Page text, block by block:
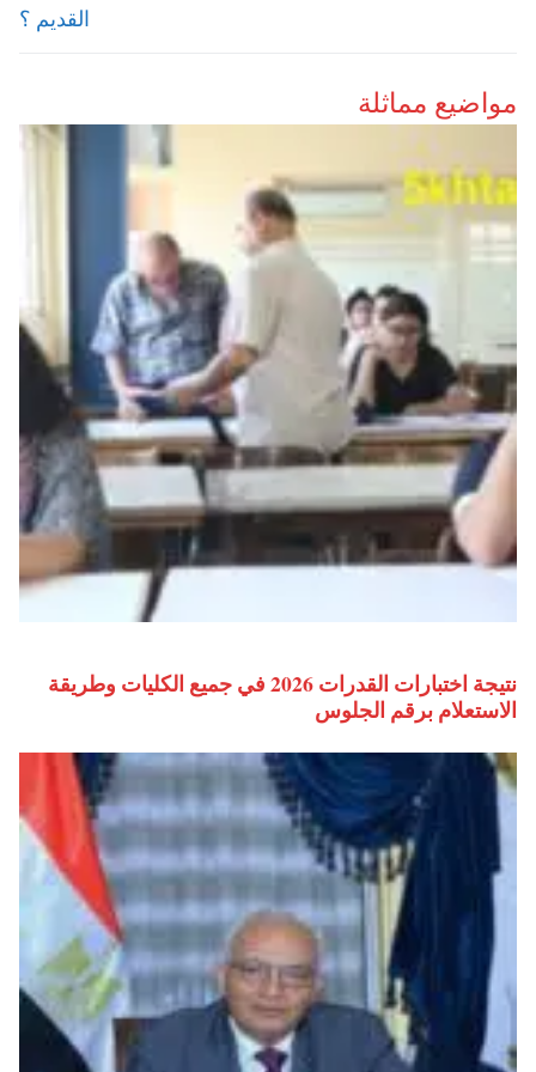
القديم ؟
مواضيع مماثلة
نتيجة اختبارات القدرات 2026 في جميع الكليات وطريقة
الاستعلام برقم الجلوس